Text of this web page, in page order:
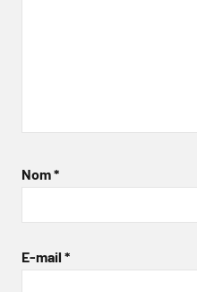
Nom*
E-mail *